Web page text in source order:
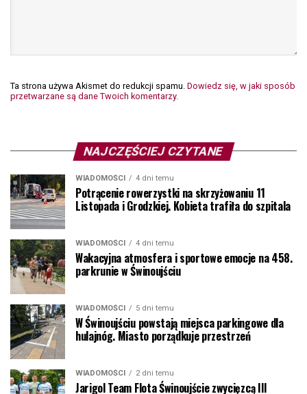
Ta strona używa Akismet do redukcji spamu. Dowiedz się, w jaki sposób
przetwarzane są dane Twoich komentarzy.
NAJCZĘŚCIEJ CZYTANE
WIADOMOŚCI 4 dni temu
Potrącenie rowerzystki na skrzyżowaniu 11
Listopada i Grodzkiej. Kobieta trafiła do szpitala
WIADOMOŚCI 4 dni temu
Wakacyjna atmosfera i sportowe emocje na 458.
parkrunie w Świnoujściu
WIADOMOŚCI 5 dni temu
W Świnoujściu powstają miejsca parkingowe dla
hulajnóg. Miasto porządkuje przestrzeń
WIADOMOŚCI 2 dni temu
Jarigol Team Flota Świnoujście zwycięzcą III